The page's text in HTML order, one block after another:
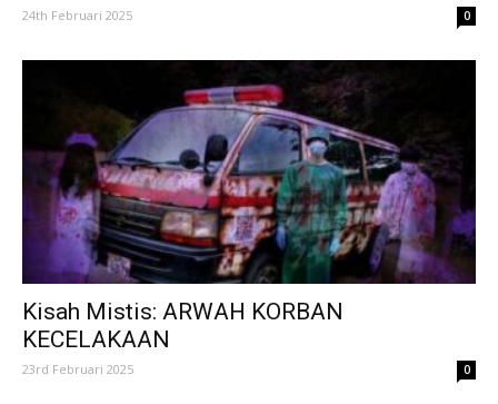
24th Februari 2025 0
Kisah Mistis: ARWAH KORBAN
KECELAKAAN
23rd Februari 2025 0